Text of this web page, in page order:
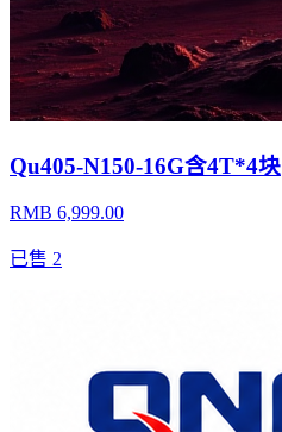
Qu405-N150-16G含4T*4块
RMB 6,999.00
已售 2